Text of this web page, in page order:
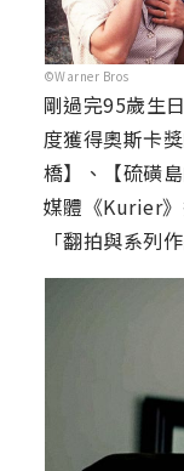
©Warner Bros
剛過完95歲生
度獲得奧斯卡
橋】、【硫磺
媒體《Kurier
「翻拍與系列